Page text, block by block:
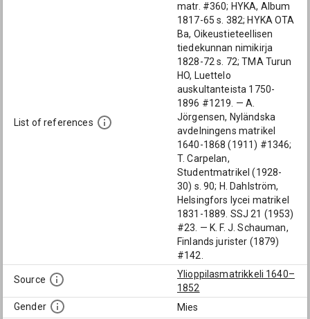
List of references
matr. #360; HYKA, Album
1817-65 s. 382; HYKA OTA
Ba, Oikeustieteellisen
tiedekunnan nimikirja
1828-72 s. 72; TMA Turun
HO, Luettelo
auskultanteista 1750-
1896 #1219. — A.
Jörgensen, Nyländska
avdelningens matrikel
1640-1868 (1911) #1346;
T. Carpelan,
Studentmatrikel (1928-
30) s. 90; H. Dahlström,
Helsingfors lycei matrikel
1831-1889. SSJ 21 (1953)
#23. — K. F. J. Schauman,
Finlands jurister (1879)
#142.
Source
Ylioppilasmatrikkeli 1640–
1852
Gender
Mies